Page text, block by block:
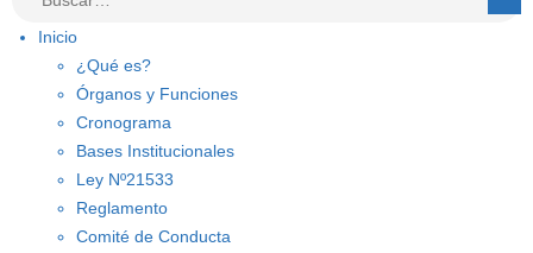
Inicio
¿Qué es?
Órganos y Funciones
Cronograma
Bases Institucionales
Ley Nº21533
Reglamento
Comité de Conducta